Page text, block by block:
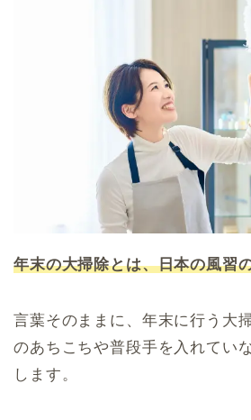
年末の大掃除とは、日本の風習
言葉そのままに、年末に行う大
のあちこちや普段手を入れてい
します。